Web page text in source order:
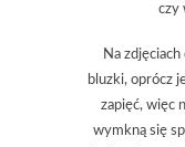
czy
Na
bluzki, oprócz
zapięć, więc
wymkną się